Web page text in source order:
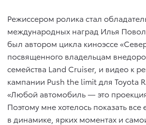
Режиссером ролика стал
международных наград Илья
был автором цикла киноэссе
посвященного владельцам
семейства Land Cruiser, и видео к
кампании Push the limit для Toyota
«Любой автомобиль — это
Поэтому мне хотелось показать все
в динамике, ярких моментах и